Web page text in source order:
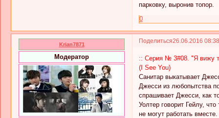
парковку, выронив топор.
0
Поделиться26.06.2016
Krian7871
Модератор
:: Серия № 3#08. "Я вижу
(I See You)
Санитар выкатывает
Джесси из любопытства
спрашивает Джесси, как
Уолтер говорит Гейлу,
не могут работать